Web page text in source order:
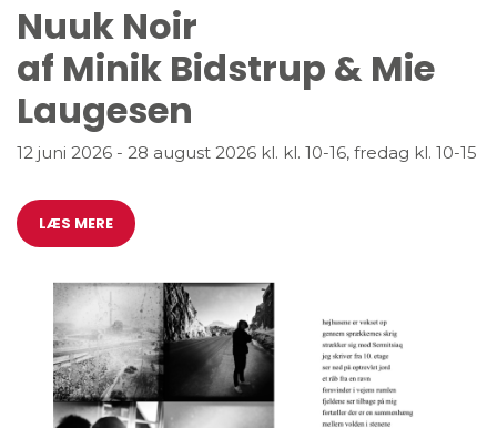
Nuuk Noir
af Minik Bidstrup & Mie
Laugesen
12 juni 2026 - 28 august 2026 kl. kl. 10-16, fredag kl. 10-15
LÆS MERE